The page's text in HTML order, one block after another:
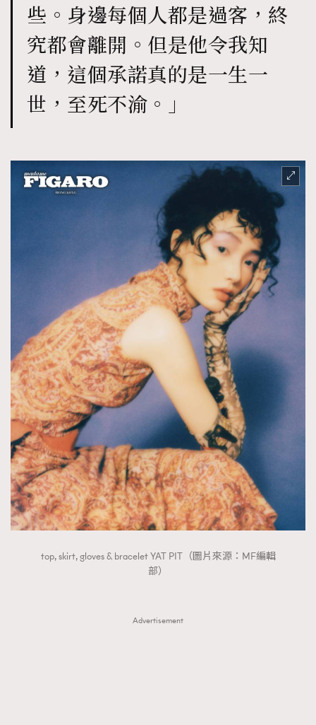
些。身邊每個人都是過客，終
究都會離開。但是他令我知
道，這個承諾真的是一生一
世，至死不渝。」
top, skirt, gloves & bracelet YAT PIT（圖片來源：MF編輯
部）
Advertisement